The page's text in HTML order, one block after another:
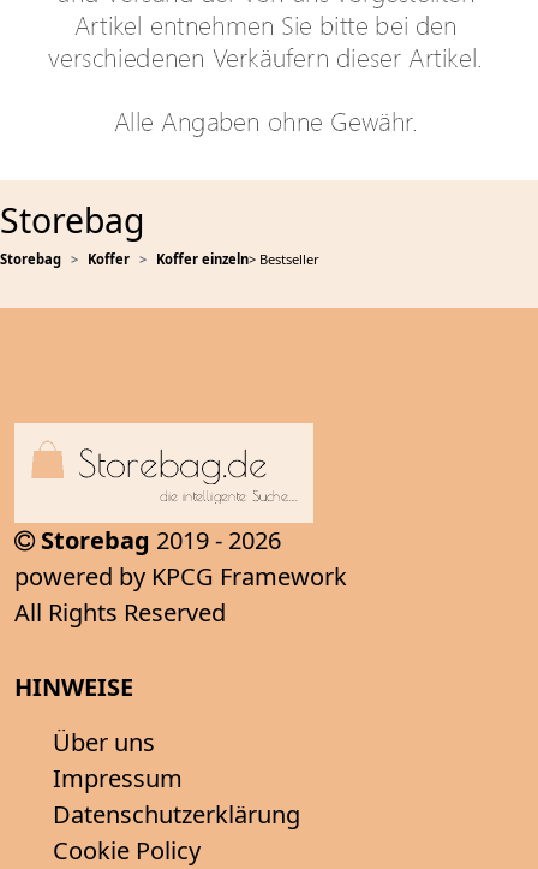
Storebag
Storebag Koffer Koffer einzeln> Bestseller
Storebag 2019 - 2026
powered by KPCG Framework
All Rights Reserved
HINWEISE
Über uns
Impressum
Datenschutzerklärung
Cookie Policy